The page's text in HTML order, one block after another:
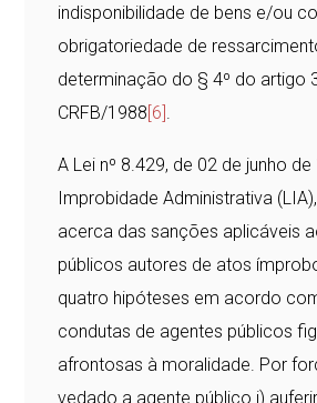
indisponibilidade de bens e/ou
obrigatoriedade de
determinação do § 4º do artigo
CRFB/1988[6]
A Lei nº 8.429, de 02 de junho
Improbidade Administrativa
acerca das sanções aplicáveis
públicos autores de atos
quatro hipóteses em acordo
condutas de agentes públicos
afrontosas à moralidade. Por
vedado a agente público i)